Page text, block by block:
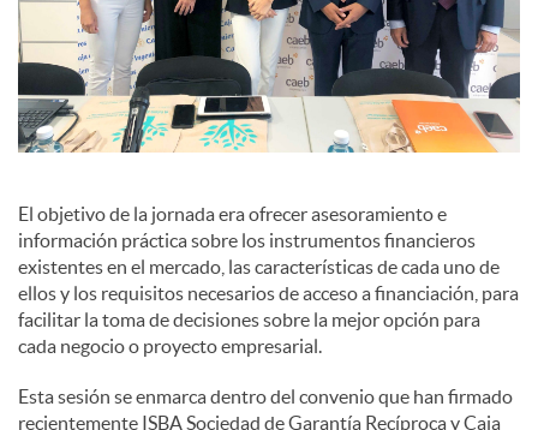
El objetivo de la jornada era ofrecer asesoramiento e
información práctica sobre los instrumentos financieros
existentes en el mercado, las características de cada uno de
ellos y los requisitos necesarios de acceso a financiación, para
facilitar la toma de decisiones sobre la mejor opción para
cada negocio o proyecto empresarial.
Esta sesión se enmarca dentro del convenio que han firmado
recientemente ISBA Sociedad de Garantía Recíproca y Caja